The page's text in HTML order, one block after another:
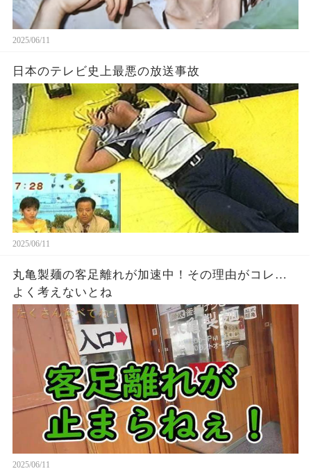
2025/06/11
日本のテレビ史上最悪の放送事故
2025/06/11
丸亀製麺の客足離れが加速中！その理由がコレ…
よく考えないとね
2025/06/11